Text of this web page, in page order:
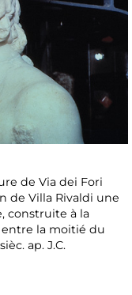
de Via dei Fori
de Villa Rivaldi une
construite à la
entre la moitié du
ap. J.C.